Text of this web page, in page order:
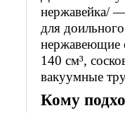
нержавейка/
для
нержавеющие
140 см³,
вакуумные
Кому